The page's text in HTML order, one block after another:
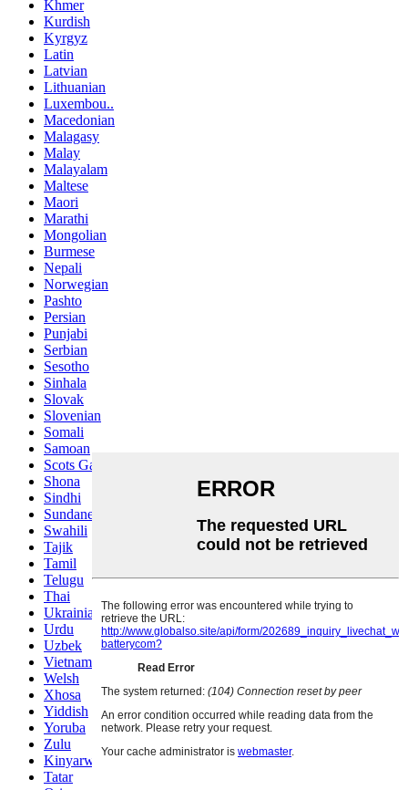
Khmer
Kurdish
Kyrgyz
Latin
Latvian
Lithuanian
Luxembou..
Macedonian
Malagasy
Malay
Malayalam
Maltese
Maori
Marathi
Mongolian
Burmese
Nepali
Norwegian
Pashto
Persian
Punjabi
Serbian
Sesotho
Sinhala
Slovak
Slovenian
Somali
Samoan
Scots Gaelic
Shona
Sindhi
Sundanese
Swahili
Tajik
Tamil
Telugu
Thai
Ukrainian
Urdu
Uzbek
Vietnamese
Welsh
Xhosa
Yiddish
Yoruba
Zulu
Kinyarwanda
Tatar